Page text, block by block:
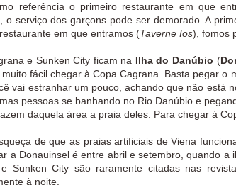
referência o primeiro restaurante em que
o serviço dos garçons pode ser demorado. A
em que entramos (Taverne Ios), fomos
e Sunken City ficam na Ilha do Danúbio (
fácil chegar à Copa Cagrana. Basta pegar o
vai estranhar um pouco, achando que não está
pessoas se banhando no Rio Danúbio e
daquela área a praia deles. Para chegar à
de que as praias artificiais de Viena
a Donauinsel é entre abril e setembro, quando
Sunken City são raramente citadas nas
à noite.